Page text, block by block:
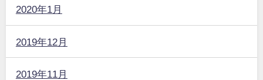
2020年1月
2019年12月
2019年11月